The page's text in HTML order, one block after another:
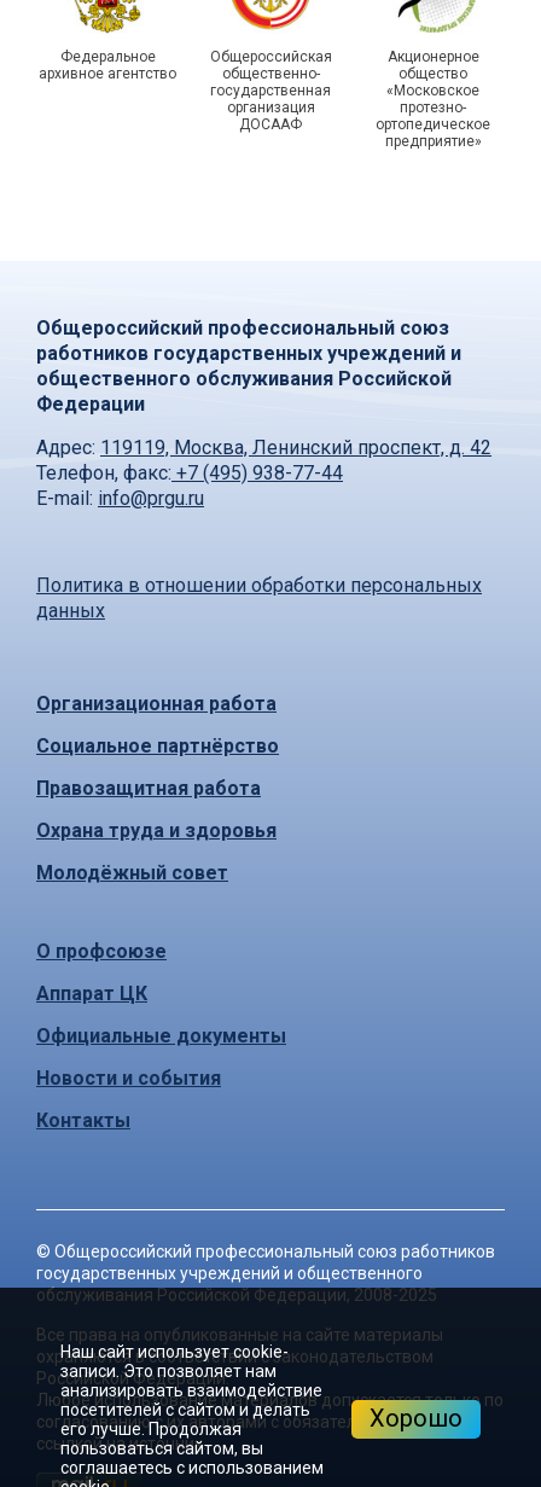
Федеральное
архивное агентство
Общероссийская
общественно-
государственная
организация
ДОСААФ
Акционерное
общество
«Московское
протезно-
ортопедическое
предприятие»
Общероссийский профессиональный союз
работников государственных учреждений и
общественного обслуживания Российской
Федерации
Адрес: 119119, Москва, Ленинский проспект, д. 42
Телефон, факс: +7 (495) 938-77-44
E-mail: info@prgu.ru
Политика в отношении обработки персональных
данных
Организационная работа
Социальное партнёрство
Правозащитная работа
Охрана труда и здоровья
Молодёжный совет
О профсоюзе
Аппарат ЦК
Официальные документы
Новости и события
Контакты
© Общероссийский профессиональный союз работников
государственных учреждений и общественного
обслуживания Российской Федерации, 2008-2025
Все права на опубликованные на сайте материалы
охраняются в соответствии с законодательством
Российской Федерации.
Любое использование материалов допускается только по
согласованию с их авторами с обязательной активной
ссылкой на источник.
Наш сайт использует cookie-
записи. Это позволяет нам
анализировать взаимодействие
посетителей с сайтом и делать
его лучше. Продолжая
пользоваться сайтом, вы
соглашаетесь с использованием
Хорошо